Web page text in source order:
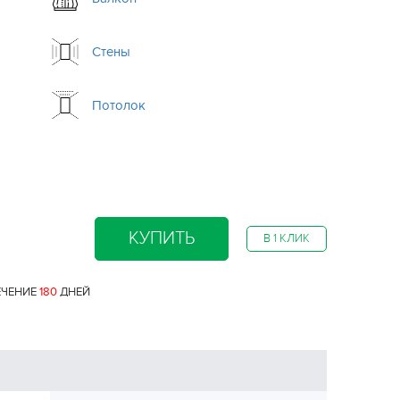
Стены
Потолок
КУПИТЬ В 1 КЛИК
180ДНЕЙ